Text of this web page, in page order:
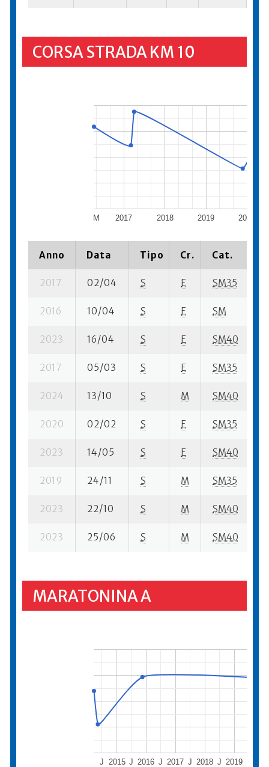
CORSA STRADA KM 10
2017 2018 2019 2020
M
Anno Data Tipo Cr. Cat.
2017 02/04 S E SM35
2016 10/04 S E SM
2023 16/04 S E SM40
2017 05/03 S E SM35
2024 13/10 S M SM40
2020 02/02 S E SM35
2023 14/05 S E SM40
2019 24/11 S M SM35
2023 22/10 S M SM40
2023 25/06 S M SM40
MARATONINA A
2015 2016 2017 2018 2019
J J J J J